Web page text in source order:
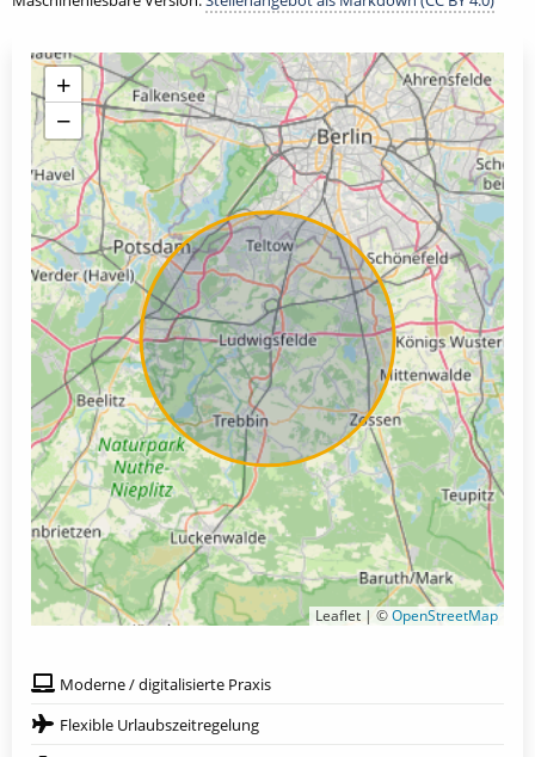
+
−
Leaflet | ©OpenStreetMap
Moderne / digitalisierte Praxis
Flexible Urlaubszeitregelung